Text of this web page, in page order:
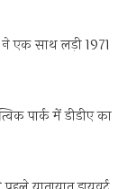
एक साथ लड़ी 1971
पार्क में डीडीए का